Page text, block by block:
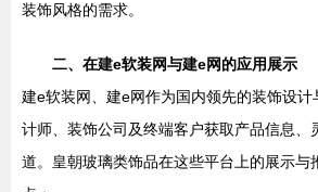
装饰风格的需求。
二、在建e软装网与建e网的应用展示
建e软装网、建e网作为国内领先的装饰设
计师、装饰公司及终端客户获取产品信息、
道。皇朝玻璃类饰品在这些平台上的展示与